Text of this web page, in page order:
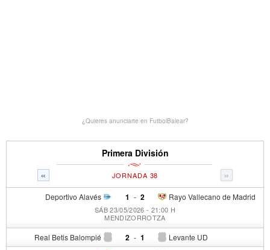
¿Quieres anunciarte en FutbolBalear?
Primera División
« »
JORNADA 38
Deportivo Alavés 1 - Rayo Vallecano de Madrid
2
SÁB 23/05/2026 - 21:00 H
MENDIZORROTZA
Real Betis Balompié 2 - Levante UD
1